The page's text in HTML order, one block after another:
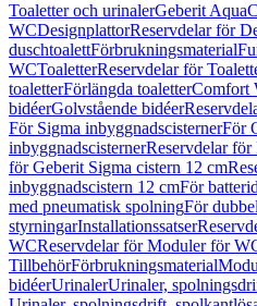
Toaletter och urinalerGeberit
WCDesignplattorReservdelar för
duschtoalettFörbrukningsmaterial
WCToaletterReservdelar för
toaletterFörlängda toaletterComfort
bidéerGolvstående bidéer
För Sigma inbyggnadscisternerFör
inbyggnadscisternerReservdelar
för Geberit Sigma cistern 12 cm
inbyggnadscistern 12 cmFör
med pneumatisk spolningFör
styrningarInstallationssatser
WCReservdelar för Moduler för
TillbehörFörbrukningsmaterial
bidéerUrinalerUrinaler,